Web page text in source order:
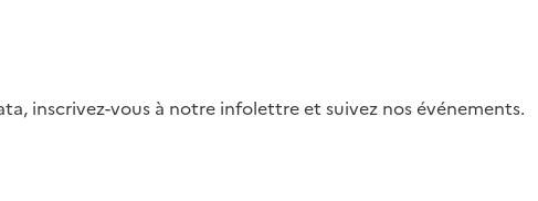
inscrivez-vous à notre infolettre et suivez nos événements.